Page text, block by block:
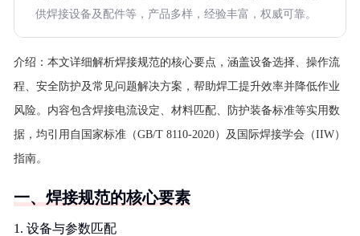
供焊接设备及配件等，产品多样，经验丰富，权威可靠。
介绍： 本文详细解析焊接规范的核心要点，涵盖设备选择、操作流
程、安全防护及常见问题解决方案，帮助焊工提升效率并降低作业
风险。内容包含焊接电流设定、材料匹配、防护装备标准等实用数
据，均引用自国家标准（GB/T 8110-2020）及国际焊接学会（IIW）
指南。
一、焊接规范的核心要素
1. 设备与参数匹配